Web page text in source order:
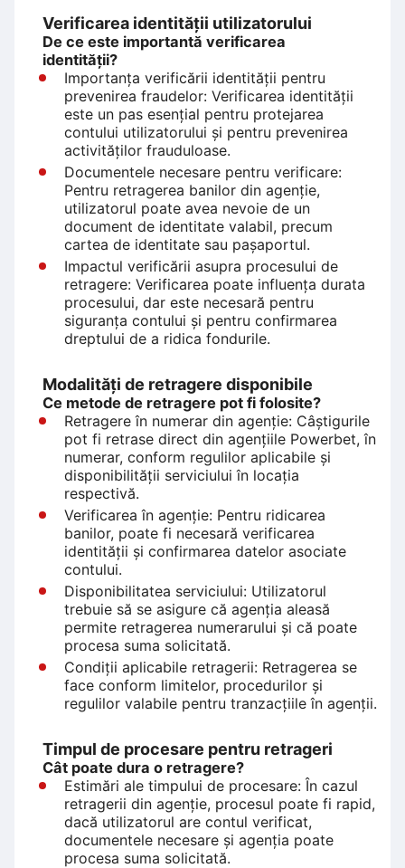
Verificarea identității utilizatorului
De ce este importantă verificarea
identității?
Importanța verificării identității pentru
prevenirea fraudelor: Verificarea identității
este un pas esențial pentru protejarea
contului utilizatorului și pentru prevenirea
activităților frauduloase.
Documentele necesare pentru verificare:
Pentru retragerea banilor din agenție,
utilizatorul poate avea nevoie de un
document de identitate valabil, precum
cartea de identitate sau pașaportul.
Impactul verificării asupra procesului de
retragere: Verificarea poate influența durata
procesului, dar este necesară pentru
siguranța contului și pentru confirmarea
dreptului de a ridica fondurile.
Modalități de retragere disponibile
Ce metode de retragere pot fi folosite?
Retragere în numerar din agenție: Câștigurile
pot fi retrase direct din agențiile Powerbet, în
numerar, conform regulilor aplicabile și
disponibilității serviciului în locația
respectivă.
Verificarea în agenție: Pentru ridicarea
banilor, poate fi necesară verificarea
identității și confirmarea datelor asociate
contului.
Disponibilitatea serviciului: Utilizatorul
trebuie să se asigure că agenția aleasă
permite retragerea numerarului și că poate
procesa suma solicitată.
Condiții aplicabile retragerii: Retragerea se
face conform limitelor, procedurilor și
regulilor valabile pentru tranzacțiile în agenții.
Timpul de procesare pentru retrageri
Cât poate dura o retragere?
Estimări ale timpului de procesare: În cazul
retragerii din agenție, procesul poate fi rapid,
dacă utilizatorul are contul verificat,
documentele necesare și agenția poate
procesa suma solicitată.